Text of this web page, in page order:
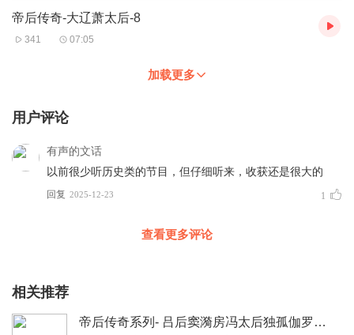
帝后传奇-大辽萧太后-8
341 07:05
加载更多
用户评论
有声的文话
以前很少听历史类的节目，但仔细听来，收获还是很大的
回复 2025-12-23 1
查看更多评论
相关推荐
帝后传奇系列- 吕后窦漪房冯太后独孤伽罗长孙皇后武则天孝庄慈禧| 古代皇后传奇